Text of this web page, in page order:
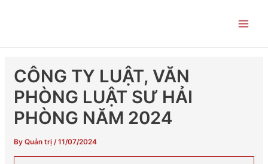
CÔNG TY LUẬT, VĂN
PHÒNG LUẬT SƯ HẢI
PHÒNG NĂM 2024
By Quản trị /11/07/2024